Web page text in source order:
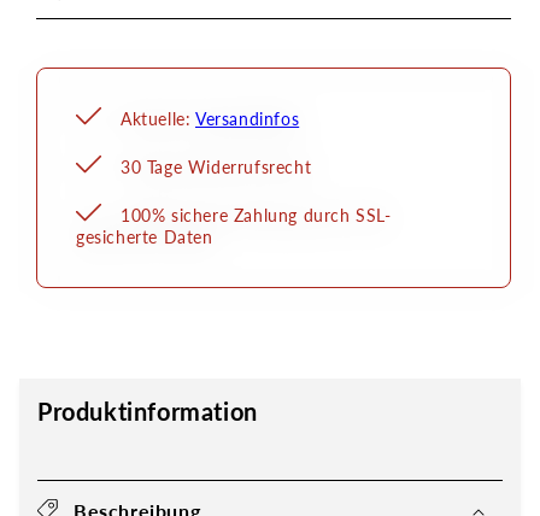
Aktuelle: Versandinfos
30 Tage Widerrufsrecht
100% sichere Zahlung durch SSL-
gesicherte Daten
Produktinformation
Beschreibung